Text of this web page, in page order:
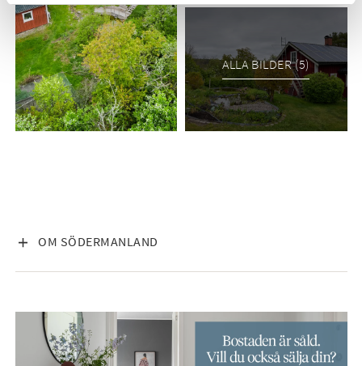
ALLA BILDER (5)
OM SÖDERMANLAND
VISA INNEHÅLL